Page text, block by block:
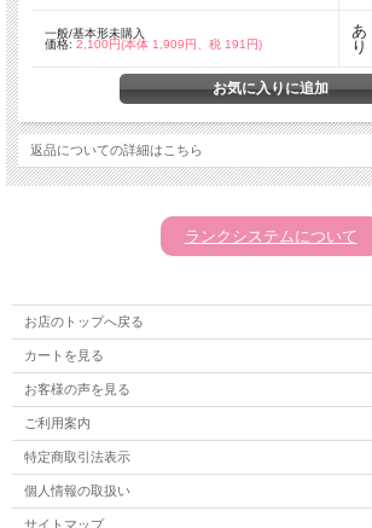
一般/基本形未購入
価格: 2,100円(本体 1,909円、税 191円)
あ
り
返品についての詳細はこちら
ランクシステムについて
お店のトップへ戻る
カートを見る
お客様の声を見る
ご利用案内
特定商取引法表示
個人情報の取扱い
サイトマップ